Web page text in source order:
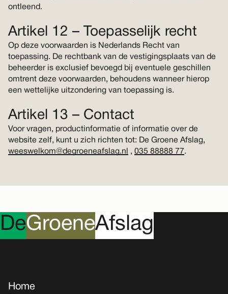
ontleend.
Artikel 12 – Toepasselijk recht
Op deze voorwaarden is Nederlands Recht van
toepassing. De rechtbank van de vestigingsplaats van de
beheerder is exclusief bevoegd bij eventuele geschillen
omtrent deze voorwaarden, behoudens wanneer hierop
een wettelijke uitzondering van toepassing is.
Artikel 13 – Contact
Voor vragen, productinformatie of informatie over de
website zelf, kunt u zich richten tot: De Groene Afslag,
weeswelkom@degroeneafslag.nl
, 035 88888 77 .
DeGroeneAfslag
Home